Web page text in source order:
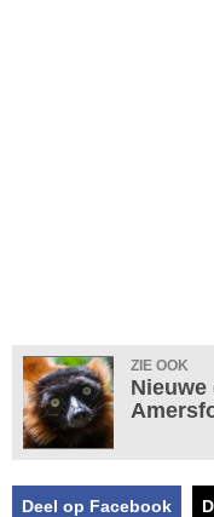
ZIE OOK
Deel op Facebook